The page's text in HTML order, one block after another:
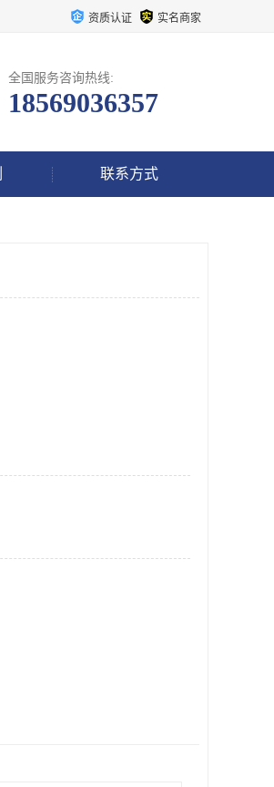
资质认证 实名商家
全国服务咨询热线:
18569036357
联系方式